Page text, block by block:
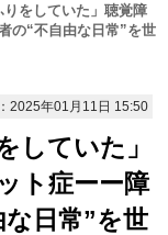
りをしていた」聴覚障
の“不自由な日常”を世
2025年01月11日 15:50
していた」
ト症ーー障
日常”を世